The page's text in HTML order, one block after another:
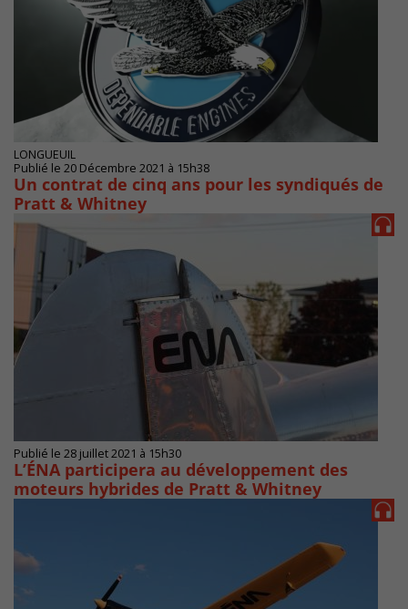
LONGUEUIL
Publié le 20 Décembre 2021 à 15h38
Un contrat de cinq ans pour les syndiqués de
Pratt & Whitney
Publié le 28 juillet 2021 à 15h30
L’ÉNA participera au développement des
moteurs hybrides de Pratt & Whitney